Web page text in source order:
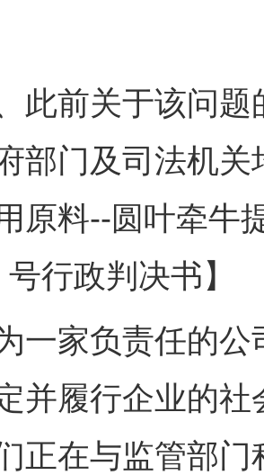
前关于该问题
部门及司法机关
原料--圆叶牵牛
行政判决书】
家负责任的公
并履行企业的
正在与监管部